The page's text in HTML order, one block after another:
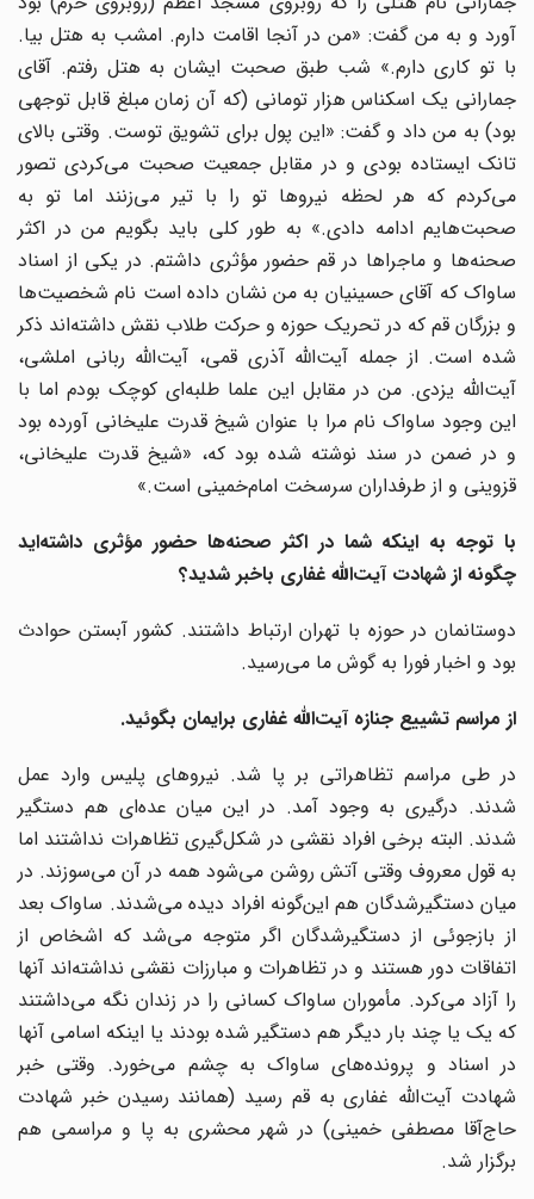
آورد و به من گفت: «من در آنجا اقامت دارم. امشب به هتل بیا.
با تو کاری دارم.» شب طبق صحبت ایشان به هتل رفتم. آقای
جمارانی یک اسکناس هزار تومانی (که آن زمان مبلغ قابل توجهی
بود) به من داد و گفت: «این پول برای تشویق توست. وقتی بالای
تانک ایستاده بودی و در مقابل جمعیت صحبت می‌کردی تصور
می‌کردم که هر لحظه نیروها تو را با تیر می‌زنند اما تو به
صحبت‌هایم ادامه دادی.» به طور کلی باید بگویم من در اکثر
صحنه‌ها و ماجراها در قم حضور مؤثری داشتم. در یکی از اسناد
ساواک که آقای حسینیان به من نشان داده است نام شخصیت‌ها
و بزرگان قم که در تحریک حوزه و حرکت طلاب نقش داشته‌اند ذکر
شده است. از جمله آیت‌الله آذری قمی، آیت‌الله ربانی املشی،
آیت‌الله یزدی. من در مقابل این علما طلبه‌ای کوچک بودم اما با
این وجود ساواک نام مرا با عنوان شیخ قدرت علیخانی آورده بود
و در ضمن در سند نوشته شده بود که، «شیخ قدرت علیخانی،
قزوینی و از طرفداران سرسخت امام‌خمینی است.»
با توجه به اینکه شما در اکثر صحنه‌ها حضور مؤثری داشته‌اید
چگونه از شهادت آیت‌الله غفاری باخبر شدید؟
دوستانمان در حوزه با تهران ارتباط داشتند. کشور آبستن حوادث
بود و اخبار فورا به گوش ما می‌رسید.
از مراسم تشییع جنازه آیت‌الله غفاری برایمان بگوئید.
در طی مراسم تظاهراتی بر پا شد. نیروهای پلیس وارد عمل
شدند. درگیری به وجود آمد. در این میان عده‌ای هم دستگیر
شدند. البته برخی افراد نقشی در شکل‌گیری تظاهرات نداشتند اما
به قول معروف وقتی آتش روشن می‌شود همه در آن می‌سوزند. در
میان دستگیرشدگان هم این‌گونه افراد دیده می‌شدند. ساواک بعد
از بازجوئی از دستگیر‌شدگان اگر متوجه می‌شد که اشخاص از
اتفاقات دور هستند و در تظاهرات و مبارزات نقشی نداشته‌اند آنها
را آزاد می‌کرد. مأموران ساواک کسانی را در زندان نگه می‌داشتند
که یک یا چند بار دیگر هم دستگیر شده بودند یا اینکه اسامی آنها
در اسناد و پرونده‌های ساواک به چشم می‌خورد. وقتی خبر
شهادت آیت‌الله غفاری به قم رسید (همانند رسیدن خبر شهادت
حاج‌آقا مصطفی خمینی) در شهر محشری به پا و مراسمی هم
برگزار شد.